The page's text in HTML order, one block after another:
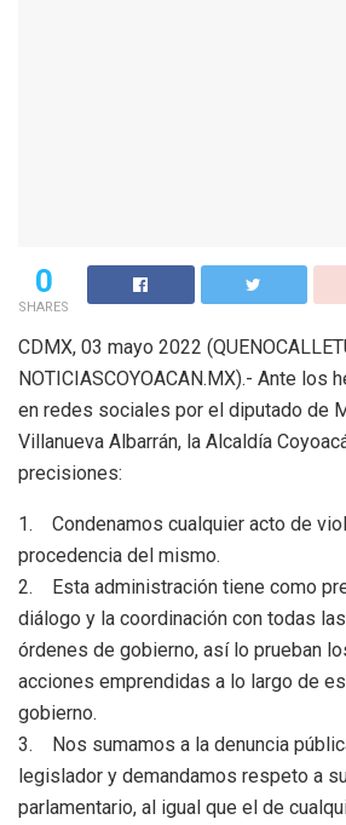
0
SHARES
CDMX, 03 mayo 2022
NOTICIASCOYOACAN.MX).- Ante los
en redes sociales por el diputado de
Villanueva Albarrán, la Alcaldía
precisiones:
1. Condenamos cualquier acto de
procedencia del mismo.
2. Esta administración tiene como
diálogo y la coordinación con todas
órdenes de gobierno, así lo prueban
acciones emprendidas a lo largo de
gobierno.
3. Nos sumamos a la denuncia
legislador y demandamos respeto a
parlamentario, al igual que el de